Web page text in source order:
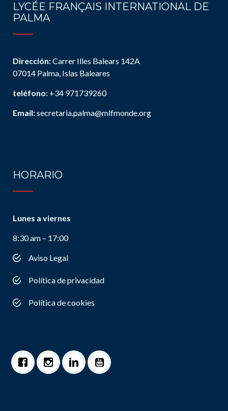
LYCÉE FRANÇAIS INTERNATIONAL DE
PALMA
Dirección:Carrer Illes Balears 142A
07014 Palma, Islas Baleares
teléfono: +34 971739260
Email:secretaria.palma@mlfmonde.org
HORARIO
Lunes a viernes
8:30 am – 17:00
Aviso Legal
Política de privacidad
Política de cookies